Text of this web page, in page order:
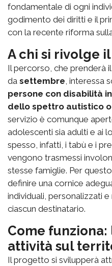
fondamentale di ogni
godimento dei diritti e il
con la recente riforma
A chi si rivolge
Il percorso, che prenderà
da settembre, interessa
persone con disabilità
dello spettro autistico
servizio è comunque
adolescenti sia adulti e ai
spesso, infatti, i tabù e i
vengono trasmessi
stesse famiglie. Per
definire una cornice
individuali, personalizzati
ciascun destinatario.
Come
attività sul
Il progetto si svilupperà